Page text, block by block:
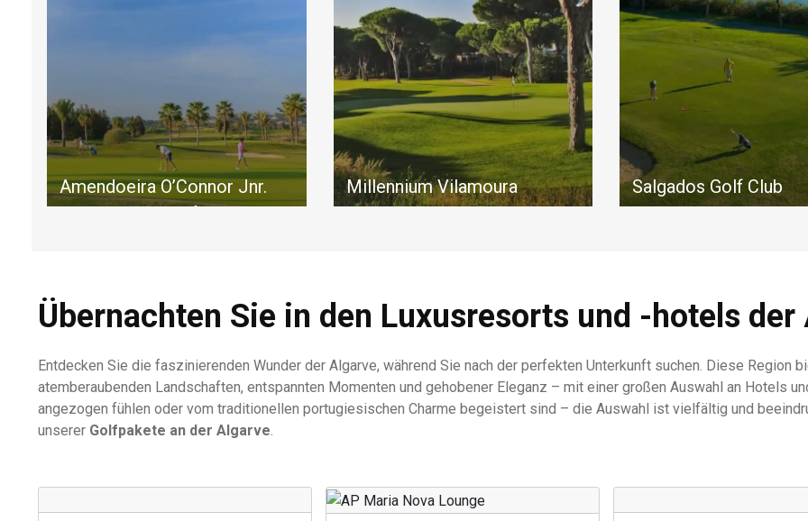
Amendoeira O’Connor Jnr. Millennium Vilamoura Salgados Golf Club
ideal für Naturliebhaber.
Übernachten Sie in den Luxusresorts und -hotels der
Entdecken Sie die faszinierenden Wunder der Algarve, während Sie nach der perfekten Unterkunft suchen. Diese Region
atemberaubenden Landschaften, entspannten Momenten und gehobener Eleganz – mit einer großen Auswahl an Hotels
angezogen fühlen oder vom traditionellen portugiesischen Charme begeistert sind – die Auswahl ist vielfältig und
unserer Golfpakete an der Algarve.